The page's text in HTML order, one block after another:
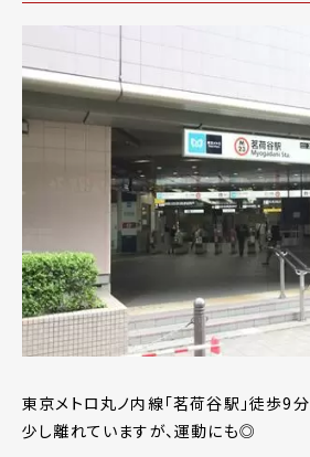
東京メトロ丸ノ内線「茗荷谷駅」徒歩9分
少し離れていますが、運動にも◎